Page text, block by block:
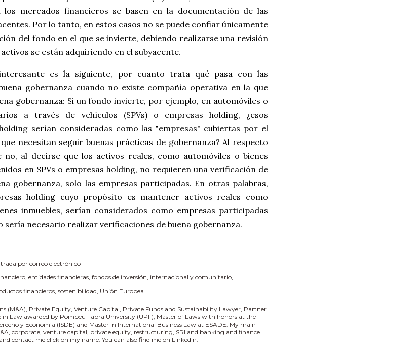
los mercados financieros se basen en la documentación de las
Por lo tanto, en estos casos no se puede confiar únicamente
del fondo en el que se invierte, debiendo realizarse una revisión
se están adquiriendo en el subyacente.
es la siguiente, por cuanto trata qué pasa con las
gobernanza cuando no existe compañía operativa en la que
gobernanza: Si un fondo invierte, por ejemplo, en automóviles o
a través de vehículos (SPVs) o empresas holding, ¿esos
serían consideradas como las "empresas" cubiertas por el
necesitan seguir buenas prácticas de gobernanza? Al respecto
no, al decirse que los activos reales, como automóviles o bienes
en SPVs o empresas holding, no requieren una verificación de
gobernanza, solo las empresas participadas. En otras palabras,
holding cuyo propósito es mantener activos reales como
inmuebles, serían considerados como empresas participadas
sería necesario realizar verificaciones de buena gobernanza.
por correo electrónico
entidades financieras fondos de inversión internacional y comunitario
financieros sostenibilidad Unión Europea
(M&A), Private Equity, Venture Capital, Private Funds and Sustainability Lawyer, Partner
in Law awarded by Pompeu Fabra University (UPF), Master of Laws with honors at the
y Economía (ISDE) and Master in International Business Law at ESADE. My main
corporate, venture capital, private equity, restructuring, SRI and banking and finance.
contact me click on my name. You can also find me on LinkedIn.